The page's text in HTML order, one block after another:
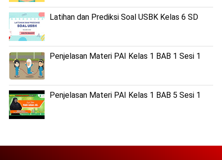
Latihan dan Prediksi Soal USBK Kelas 6 SD
Penjelasan Materi PAI Kelas 1 BAB 1 Sesi 1
Penjelasan Materi PAI Kelas 1 BAB 5 Sesi 1